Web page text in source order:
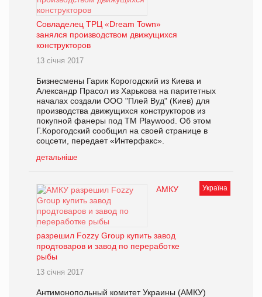
Совладелец ТРЦ «Dream Town»
занялся производством движущихся
конструкторов
13 січня 2017
Бизнесмены Гарик Корогодский из Киева и
Александр Прасол из Харькова на паритетных
началах создали ООО "Плей Вуд" (Киев) для
производства движущихся конструкторов из
покупной фанеры под ТМ Playwood. Об этом
Г.Корогодский сообщил на своей странице в
соцсети, передает «Интерфакс».
детальніше
Україна
АМКУ
разрешил Fozzy Group купить завод
продтоваров и завод по переработке
рыбы
13 січня 2017
Антимонопольный комитет Украины (АМКУ)